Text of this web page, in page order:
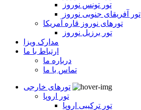
تور تونس نوروز
تور آفریقای جنوبی نوروز
تورهای نوروز قاره آمریکا
تور برزیل نوروز
مدارک ویزا
ارتباط با ما
درباره ما
تماس با ما
تورهای خارجی
تور اروپا
تور ترکیبی اروپا